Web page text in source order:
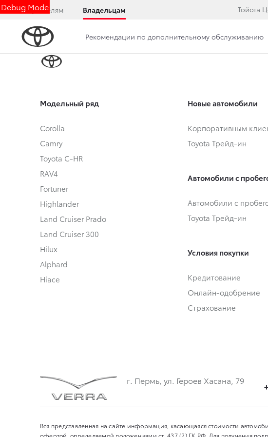
Debug Mode
Покупателям Владельцам Тойота
Рекомендации по дополнительному обслуживанию
Модельный ряд
Corolla
Camry
Toyota C-HR
RAV4
Fortuner
Highlander
Land Cruiser Prado
Land Cruiser 300
Hilux
Alphard
Hiace
Новые автомобили
Корпоративным
Toyota Трейд-ин
Автомобили с
Автомобили с
Toyota Трейд-ин
Условия покупки
Кредитование
Онлайн-одобрение
Страхование
г. Пермь, ул. Героев Хасана, 79
Вся представленная на сайте информация, касающаяся стоимости